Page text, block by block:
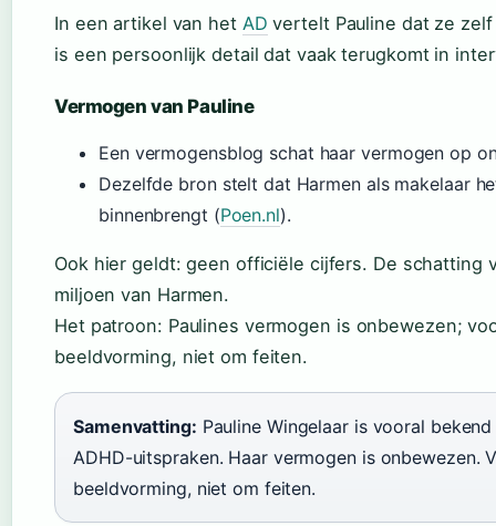
In een artikel van het AD vertelt Pauline dat ze
is een persoonlijk detail dat vaak terugkomt in
Vermogen van Pauline
Een vermogensblog schat haar vermogen op
Dezelfde bron stelt dat Harmen als makelaar
binnenbrengt (Poen.nl).
Ook hier geldt: geen officiële cijfers. De schatting
miljoen van Harmen.
Het patroon: Paulines vermogen is onbewezen;
beeldvorming, niet om feiten.
Samenvatting: Pauline Wingelaar is vooral
ADHD-uitspraken. Haar vermogen is onbewezen.
beeldvorming, niet om feiten.